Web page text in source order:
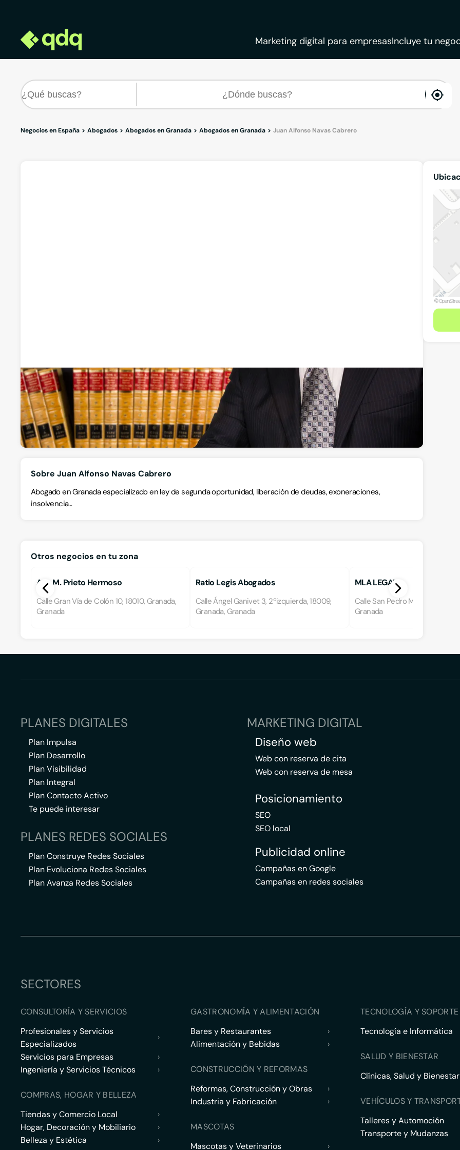
Marketing digital para empresasIncluye tu
Negocios en España Abogados Abogados en Granada Abogados en Granada Juan Alfonso Navas Cabrero
Juan Alfonso Navas Cabrero
Abogados
Calle Gran Vía de Colón 11, 3º, 18001, Granada, Granada
Ver teléfono
Sobre Juan Alfonso Navas Cabrero
Abogado en Granada especializado en ley de segunda oportunidad, liberación de deudas, exoneraciones,
insolvencia...
Otros negocios en tu zona
Ana M. Prieto Hermoso
Calle Gran Vía de Colón 10, 18010, Granada,
Granada
Ratio Legis Abogados
Calle Ángel Ganivet 3, 2ºizquierda, 18009,
Granada, Granada
MLA LEGAL
Calle San Pedro Mártir 29,
Granada
PLANES DIGITALES
Plan Impulsa
Plan Desarrollo
Plan Visibilidad
Plan Integral
Plan Contacto Activo
Te puede interesar
PLANES REDES SOCIALES
Plan Construye Redes Sociales
Plan Evoluciona Redes Sociales
Plan Avanza Redes Sociales
MARKETING DIGITAL
Diseño web
Web con reserva de cita
Web con reserva de mesa
Posicionamiento
SEO
SEO local
Publicidad online
Campañas en Google
Campañas en redes sociales
SECTORES
CONSULTORÍA Y SERVICIOS
Profesionales y Servicios
Especializados
›
Servicios para Empresas
›
Ingeniería y Servicios Técnicos
›
COMPRAS, HOGAR Y BELLEZA
Tiendas y Comercio Local
›
Hogar, Decoración y Mobiliario
›
Belleza y Estética
›
GASTRONOMÍA Y ALIMENTACIÓN
Bares y Restaurantes
›
Alimentación y Bebidas
›
CONSTRUCCIÓN Y REFORMAS
Reformas, Construcción y Obras
›
Industria y Fabricación
›
MASCOTAS
Mascotas y Veterinarios
›
TECNOLOGÍA Y
Tecnología e Informática
SALUD Y BIENESTAR
Clínicas, Salud y Bienestar
VEHÍCULOS Y
Talleres y Automoción
Transporte y Mudanzas